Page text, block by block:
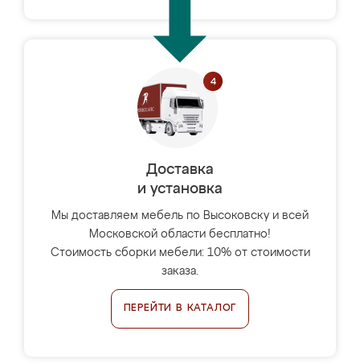
Доставка
и установка
Мы доставляем мебель по Высоковску и всей
Московской области бесплатно!
Стоимость сборки мебели: 10% от стоимости
заказа.
ПЕРЕЙТИ В КАТАЛОГ